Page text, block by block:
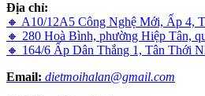
Địa chỉ:
🔸 A10/12A5 Công Nghệ Mới, Ấp 4,
🔸 280 Hoà Bình, phường Hiệp Tân,
🔸 164/6 Ấp Dân Thắng 1, Tân Thới
Email: dietmoihalan@gmail.com